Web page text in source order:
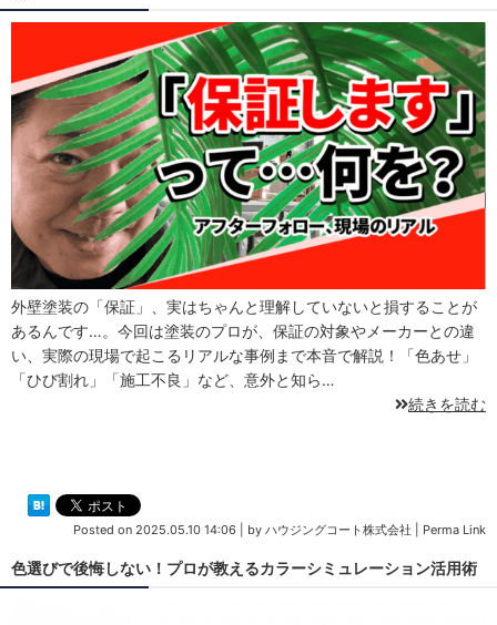
外壁塗装の「保証」、実はちゃんと理解していないと損することが
あるんです…。今回は塗装のプロが、保証の対象やメーカーとの違
い、実際の現場で起こるリアルな事例まで本音で解説！「色あせ」
「ひび割れ」「施工不良」など、意外と知ら…
続きを読む
Posted on 2025.05.10 14:06 by ハウジングコート株式会社 Perma Link
色選びで後悔しない！プロが教えるカラーシミュレーション活用術